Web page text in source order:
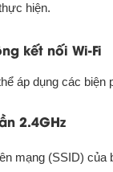
hiện.
kết nối Wi-Fi
áp dụng các biện
2.4GHz
mạng (SSID) của